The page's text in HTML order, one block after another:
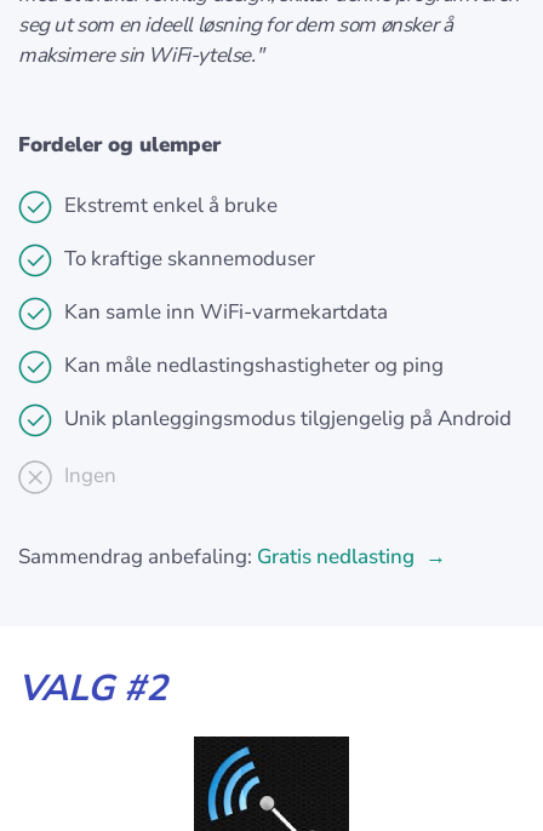
seg ut som en ideell løsning for dem som ønsker å
maksimere sin WiFi-ytelse."
Fordeler og ulemper
Ekstremt enkel å bruke
To kraftige skannemoduser
Kan samle inn WiFi-varmekartdata
Kan måle nedlastingshastigheter og ping
Unik planleggingsmodus tilgjengelig på Android
Ingen
Sammendrag anbefaling: Gratis nedlasting
VALG #2